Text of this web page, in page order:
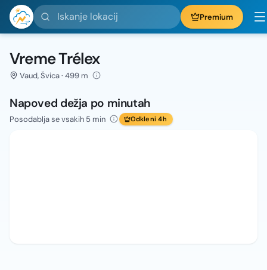
Iskanje lokacij Premium
Vreme Trélex
Vaud, Švica · 499 m
Napoved dežja po minutah
Posodablja se vsakih 5 min Odkleni 4h